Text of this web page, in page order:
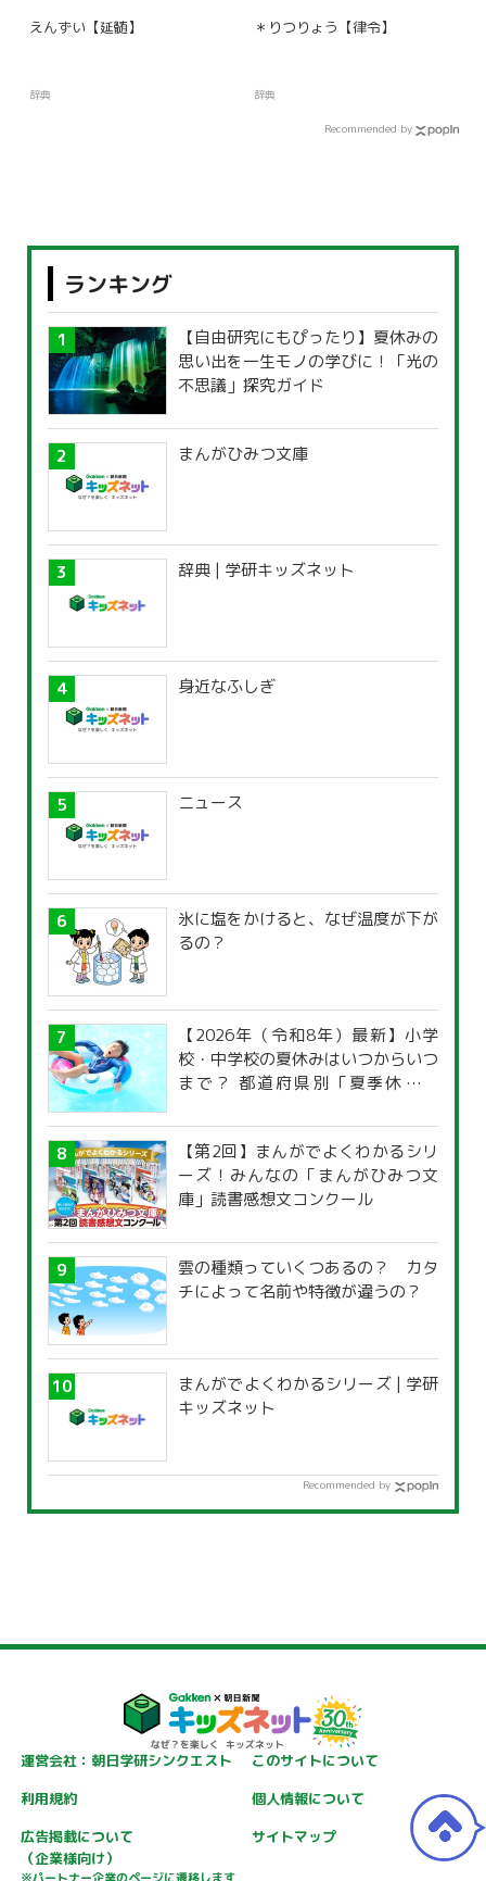
えんずい【延髄】
辞典
＊りつりょう【律令】
辞典
Recommended by
ランキング
【自由研究にもぴったり】夏休みの
思い出を一生モノの学びに！「光の
不思議」探究ガイド
まんがひみつ文庫
辞典 | 学研キッズネット
身近なふしぎ
ニュース
氷に塩をかけると、なぜ温度が下が
るの？
【2026年（令和8年）最新】小学
校・中学校の夏休みはいつからいつ
まで？ 都道府県別「夏季休暇一
【第2回】まんがでよくわかるシリ
ーズ！みんなの「まんがひみつ文
庫」読書感想文コンクール
雲の種類っていくつあるの？ カタ
チによって名前や特徴が違うの？
まんがでよくわかるシリーズ | 学研
キッズネット
Recommended by
運営会社：朝日学研シンクエスト
このサイトについて
利用規約
個人情報について
広告掲載について
（企業様向け）
サイトマップ